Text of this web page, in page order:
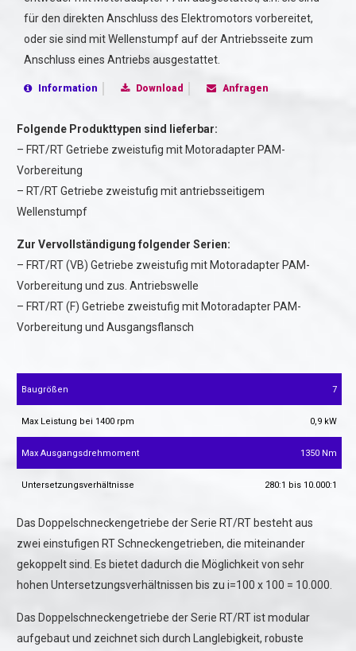
für den direkten Anschluss des Elektromotors vorbereitet,
oder sie sind mit Wellenstumpf auf der Antriebsseite zum
Anschluss eines Antriebs ausgestattet.
Information Download Anfragen
Folgende Produkttypen sind lieferbar:
– FRT/RT Getriebe zweistufig mit Motoradapter PAM-
Vorbereitung
– RT/RT Getriebe zweistufig mit antriebsseitigem
Wellenstumpf
Zur Vervollständigung folgender Serien:
– FRT/RT (VB) Getriebe zweistufig mit Motoradapter PAM-
Vorbereitung und zus. Antriebswelle
– FRT/RT (F) Getriebe zweistufig mit Motoradapter PAM-
Vorbereitung und Ausgangsflansch
Baugrößen 7
Max Leistung bei 1400 rpm 0,9 kW
Max Ausgangsdrehmoment 1350 Nm
Untersetzungsverhältnisse 280:1 bis 10.000:1
Das Doppelschneckengetriebe der Serie RT/RT besteht aus
zwei einstufigen RT Schneckengetrieben, die miteinander
gekoppelt sind. Es bietet dadurch die Möglichkeit von sehr
hohen Untersetzungsverhältnissen bis zu i=100 x 100 = 10.000.
Das Doppelschneckengetriebe der Serie RT/RT ist modular
aufgebaut und zeichnet sich durch Langlebigkeit, robuste